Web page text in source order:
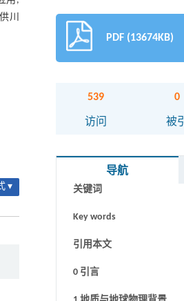
川
▾
PDF (13674KB)
539
访问
0
被引
导航
关键词
Key words
引用本文
0 引言